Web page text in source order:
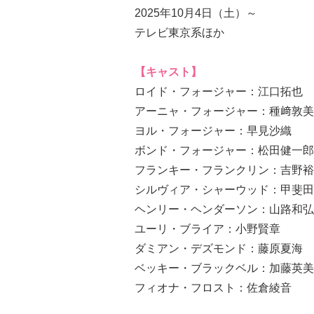
2025年10月4日（土）～
テレビ東京系ほか
【キャスト】
ロイド・フォージャー：江口拓也
アーニャ・フォージャー：種﨑敦美
ヨル・フォージャー：早見沙織
ボンド・フォージャー：松田健一郎
フランキー・フランクリン：吉野
シルヴィア・シャーウッド：甲斐
ヘンリー・ヘンダーソン：山路和弘
ユーリ・ブライア：小野賢章
ダミアン・デズモンド：藤原夏海
ベッキー・ブラックベル：加藤英
フィオナ・フロスト：佐倉綾音